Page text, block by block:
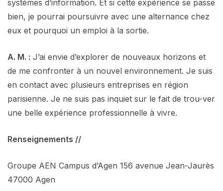
systèmes d’information. Et si cette expérience se passe
bien, je pourrai poursuivre avec une alternance chez
eux et pourquoi un emploi à la sortie.
A. M. : J’ai envie d’explorer de nouveaux horizons et
de me confronter à un nouvel environnement. Je suis
en contact avec plusieurs entreprises en région
parisienne. Je ne suis pas inquiet sur le fait de trou-ver
une belle expérience professionnelle à vivre.
Renseignements //
Groupe AEN Campus d’Agen 156 avenue Jean-Jaurès
47000 Agen